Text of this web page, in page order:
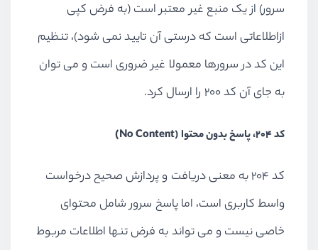
سرور) از یک منبع غیر معتبر است (به فرض کپی
ازاطلاعاتی است که درستی آن تایید نمی شود)، تنظیم
این کد در سرورها معمولا غیر ضروری است و می توان
به جای آن کد 200 را ارسال کرد.
کد 204، پاسخ بدون محتوا (No Content )
کد 204 به معنی دریافت و پردازش صحیح درخواست
واسط کاربری است، اما پاسخ سرور شامل محتوای
خاصی نیست و می تواند به فرض تنها اطلاعات مربوط